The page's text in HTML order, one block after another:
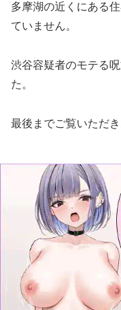
多摩湖の近くにある
ていません。
渋谷容疑者のモテる
た。
最後までご覧いただ